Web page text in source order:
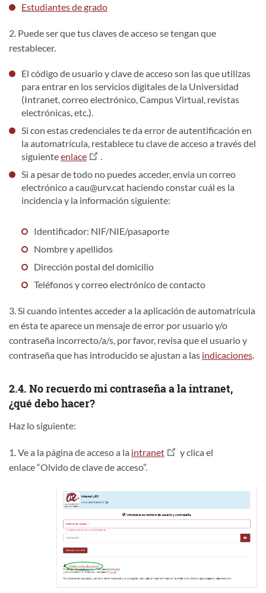
Estudiantes de grado
2. Puede ser que tus claves de acceso se tengan que
restablecer.
El código de usuario y clave de acceso son las que utilizas
para entrar en los servicios digitales de la Universidad
(Intranet, correo electrónico, Campus Virtual, revistas
electrónicas, etc.).
Si con estas credenciales te da error de autentificación en
la automatrícula, restablece tu clave de acceso a través del
siguienteenlace
Si a pesar de todo no puedes acceder, envia un correo
electrónico a cau@urv.cat haciendo constar cuál es la
incidencia y la información siguiente:
Identificador: NIF/NIE/pasaporte
Nombre y apellidos
Dirección postal del domicilio
Teléfonos y correo electrónico de contacto
3. Si cuando intentes acceder a la aplicación de automatrícula
en ésta te aparece un mensaje de error por usuario y/o
contraseña incorrecto/a/s, por favor, revisa que el usuario y
contraseña que has introducido se ajustan a las indicaciones
2.4. No recuerdo mi contraseña a la intranet,
¿qué debo hacer?
Haz lo siguiente:
1. Ve a la página de acceso a la intranet
y clica el
enlace “Olvido de clave de acceso”.